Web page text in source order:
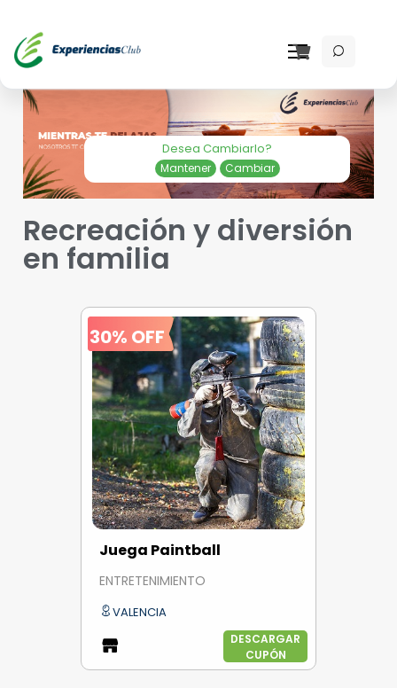
Desea Cambiarlo?
Mantener Cambiar
Recreación y diversión
en familia
30% OFF
Juega Paintball
ENTRETENIMIENTO
VALENCIA
DESCARGAR
CUPÓN